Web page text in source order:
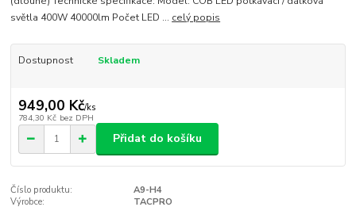
světla 400W 40000lm Počet LED ... celý popis
Dostupnost Skladem
949,00 Kč/ks
784,30 Kč bez DPH
Přidat do košíku
Číslo produktu:
A9-H4
Výrobce:
TACPRO